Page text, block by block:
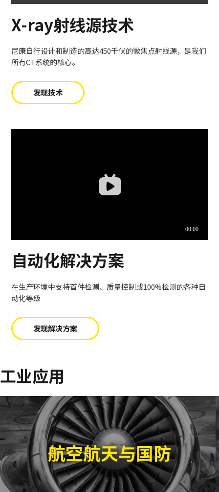
X-ray射线源技术
尼康自行设计和制造的高达450千伏的微焦点射线源，是我们
所有CT系统的核心。
发现技术
自动化解决方案
在生产环境中支持首件检测、质量控制或100%检测的各种自
动化等级
发现解决方案
工业应用
航空航天与国防